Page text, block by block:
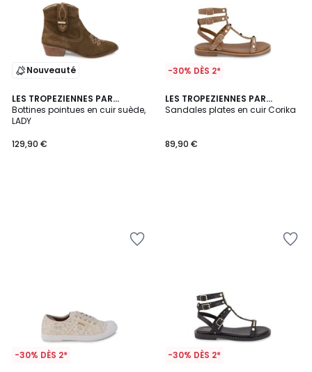
Nouveauté
LES TROPEZIENNES PAR
M.BELARBI
Bottines pointues en cuir suède,
LADY
129,90 €
-30% DÈS 2*
LES TROPEZIENNES PAR
M.BELARBI
Sandales plates en cuir Corika
89,90 €
-30% DÈS 2* -30% DÈS 2*